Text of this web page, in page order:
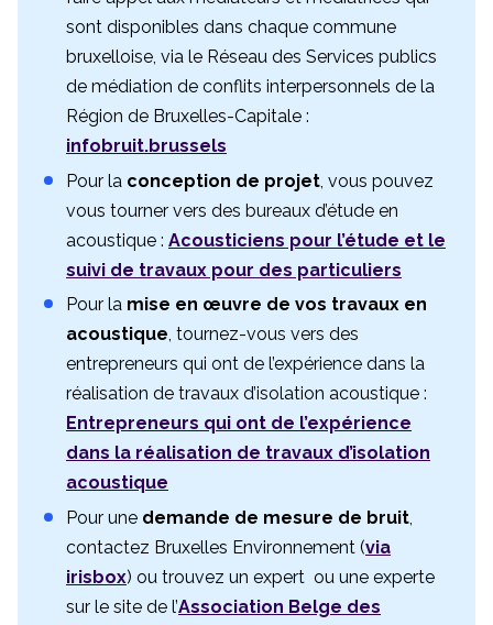
sont disponibles dans chaque commune
bruxelloise, via le Réseau des Services publics
de médiation de conflits interpersonnels de la
Région de Bruxelles-Capitale :
infobruit.brussels
Pour la conception de projet , vous pouvez
vous tourner vers des bureaux d’étude en
acoustique : Acousticiens pour l’étude et le
suivi de travaux pour des particuliers
Pour la mise en œuvre de vos travaux en
acoustique, tournez-vous vers des
entrepreneurs qui ont de l’expérience dans la
réalisation de travaux d’isolation acoustique :
Entrepreneurs qui ont de l’expérience
dans la réalisation de travaux d’isolation
acoustique
Pour une demande de mesure de bruit,
contactez Bruxelles Environnement (via
irisbox) ou trouvez un expert ou une experte
sur le site de l’Association Belge des